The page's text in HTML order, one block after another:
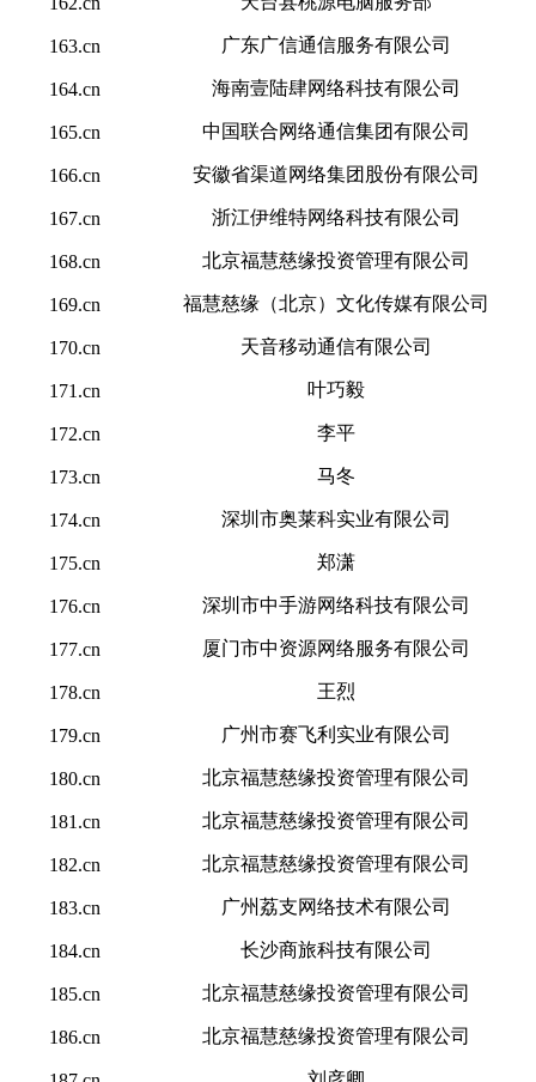
163.cn 广东广信通信服务有限公司
164.cn 海南壹陆肆网络科技有限公司
165.cn 中国联合网络通信集团有限公司
166.cn 安徽省渠道网络集团股份有限公司
167.cn 浙江伊维特网络科技有限公司
168.cn 北京福慧慈缘投资管理有限公司
169.cn 福慧慈缘（北京）文化传媒有限公司
170.cn 天音移动通信有限公司
171.cn 叶巧毅
172.cn 李平
173.cn 马冬
174.cn 深圳市奥莱科实业有限公司
175.cn 郑潇
176.cn 深圳市中手游网络科技有限公司
177.cn 厦门市中资源网络服务有限公司
178.cn 王烈
179.cn 广州市赛飞利实业有限公司
180.cn 北京福慧慈缘投资管理有限公司
181.cn 北京福慧慈缘投资管理有限公司
182.cn 北京福慧慈缘投资管理有限公司
183.cn 广州荔支网络技术有限公司
184.cn 长沙商旅科技有限公司
185.cn 北京福慧慈缘投资管理有限公司
186.cn 北京福慧慈缘投资管理有限公司